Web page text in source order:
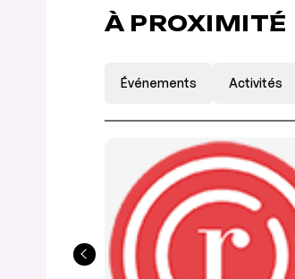
À PROXIMITÉ
Événements Activités